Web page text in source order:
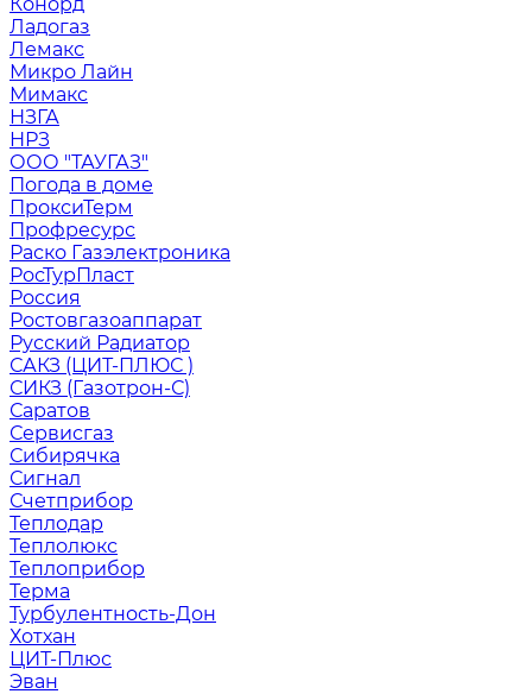
Ладогаз
Лемакс
Микро Лайн
Мимакс
НЗГА
НРЗ
ООО "ТАУГАЗ"
Погода в доме
ПроксиТерм
Профресурс
Раско Газэлектроника
РосТурПласт
Россия
Ростовгазоаппарат
Русский Радиатор
САКЗ (ЦИТ-ПЛЮС )
СИКЗ (Газотрон-С)
Саратов
Сервисгаз
Сибирячка
Сигнал
Счетприбор
Теплодар
Теплолюкс
Теплоприбор
Терма
Турбулентность-Дон
Хотхан
ЦИТ-Плюс
Эван